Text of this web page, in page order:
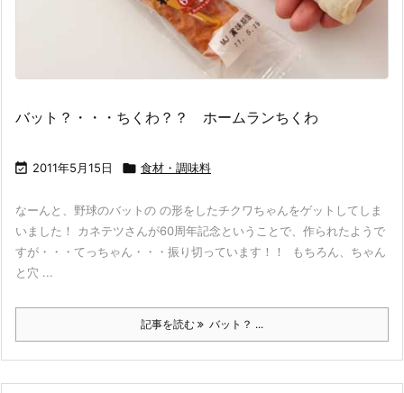
バット？・・・ちくわ？？ ホームランちくわ
 2011年5月15日  食材・調味料
なーんと、野球のバットの の形をしたチクワちゃんをゲットしてしま
いました！ カネテツさんが60周年記念ということで、作られたようで
すが・・・てっちゃん・・・振り切っています！！ もちろん、ちゃん
と穴 ...
記事を読む バット？ ...